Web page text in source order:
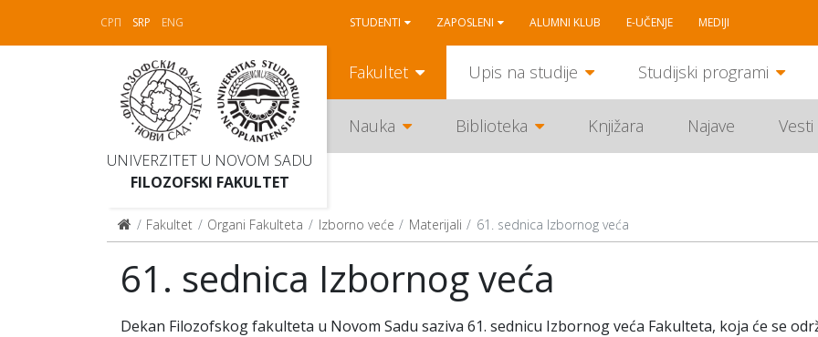
СРП SRP ENG STUDENTI ZAPOSLENI ALUMNI KLUB E-UČENJE MEDIJI
UNIVERZITET U NOVOM SADU
FILOZOFSKI FAKULTET
Fakultet Upis na studije Studijski programi
Nauka Biblioteka Knjižara Najave Vesti
Fakultet Organi Fakulteta Izborno veće Materijali 61. sednica Izbornog veća
61. sednica Izbornog veća
Dekan Filozofskog fakulteta u Novom Sadu saziva 61. sednicu Izbornog veća Fakulteta, koja će se